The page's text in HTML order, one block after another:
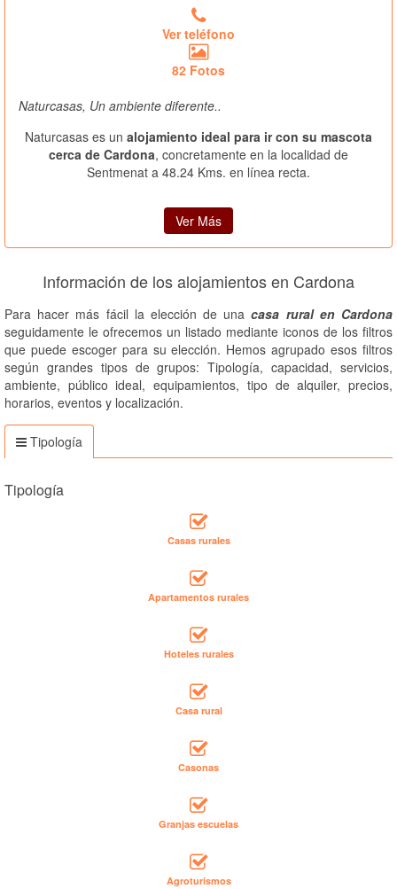
Ver teléfono
82 Fotos
Naturcasas, Un ambiente diferente..
Naturcasas es un alojamiento ideal para ir con su mascota
cerca de Cardona, concretamente en la localidad de
Sentmenat a 48.24 Kms. en línea recta.
Ver Más
Información de los alojamientos en Cardona
Para hacer más fácil la elección de unacasa rural en Cardona
seguidamente le ofrecemos un listado mediante iconos de los filtros
que puede escoger para su elección. Hemos agrupado esos filtros
según grandes tipos de grupos: Tipología, capacidad, servicios,
ambiente, público ideal, equipamientos, tipo de alquiler, precios,
horarios, eventos y localización.
Tipología
Tipología
Casas rurales
Apartamentos rurales
Hoteles rurales
Casa rural
Casonas
Granjas escuelas
Agroturismos